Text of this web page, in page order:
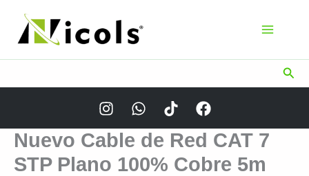
contenido
Nuevo Cable de Red CAT 7
STP Plano 100% Cobre 5m